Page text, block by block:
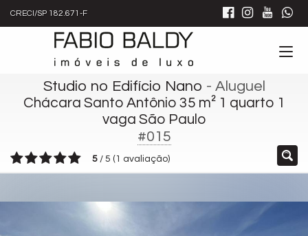
CRECI/SP 182.671-F
Studio no Edifício Nano - Aluguel
Chácara Santo Antônio 35 m² 1 quarto 1
vaga São Paulo
#015
5 / 5 ( 1 avaliação)